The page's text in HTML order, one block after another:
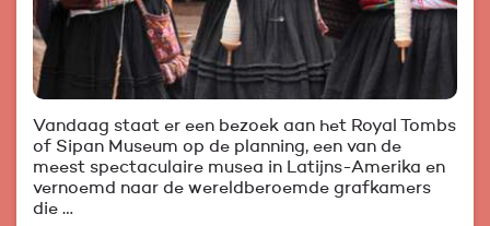
Vandaag staat er een bezoek aan het Royal Tombs
of Sipan Museum op de planning, een van de
meest spectaculaire musea in Latijns-Amerika en
vernoemd naar de wereldberoemde grafkamers
die …